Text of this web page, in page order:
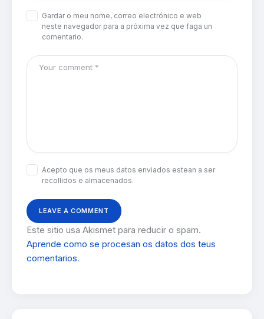
Gardar o meu nome, correo electrónico e web
neste navegador para a próxima vez que faga un
comentario.
Acepto que os meus datos enviados estean a ser
recollidos e almacenados.
Este sitio usa Akismet para reducir o spam.
Aprende como se procesan os datos dos teus
comentarios.